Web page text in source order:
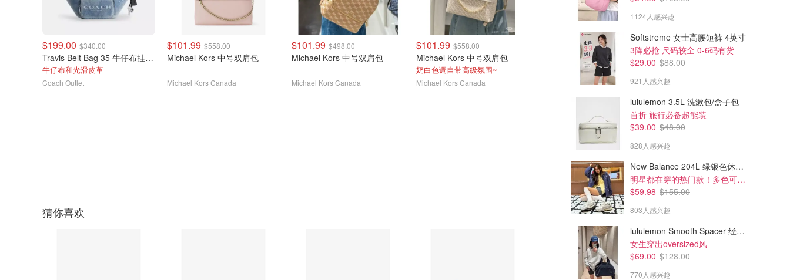
$199.00 $340.00
Travis Belt Bag 35 牛仔布挂饰腰包
牛仔布和光滑皮革
Coach Outlet
$101.99 $558.00
Michael Kors 中号双肩包
Michael Kors Canada
$101.99 $498.00
Michael Kors 中号双肩包
Michael Kors Canada
$101.99 $558.00
Michael Kors 中号双肩包
奶白色调自带高级氛围~
Michael Kors Canada
$498.00
Michael Kors Merritt 标志款小
Michael Kors Canada
$139.74 $548.00
Michael Kors Cooper 帆布双
肩包
Michael Kors Canada
猜你喜欢
1124人感兴趣
Softstreme 女士高腰短裤 4英寸
3降必抢 尺码较全 0-6码有货
$29.00 $88.00
921人感兴趣
lululemon 3.5L 洗漱包/盒子包
首折 旅行必备超能装
$39.00 $48.00
828人感兴趣
New Balance 204L 绿银色休闲鞋
明星都在穿的热门款！多色可选 3.8折
$59.98 $155.00
803人感兴趣
lululemon Smooth Spacer 经典卫衣
女生穿出oversized风
$69.00 $128.00
770人感兴趣